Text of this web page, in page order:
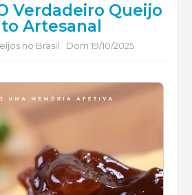
Verdadeiro Queijo
Artesanal
no Brasil Dom 19/10/2025